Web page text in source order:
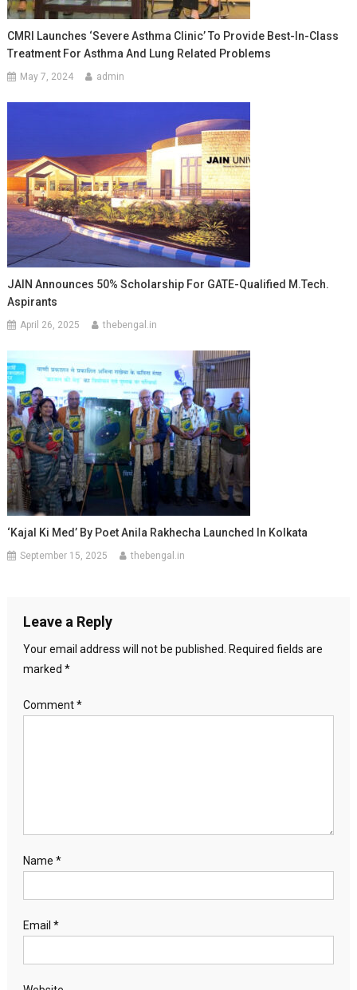
CMRI Launches ‘Severe Asthma Clinic’ To Provide Best-In-Class
Treatment For Asthma And Lung Related Problems
May 7, 2024 admin
JAIN Announces 50% Scholarship For GATE-Qualified M.Tech.
Aspirants
April 26, 2025 thebengal.in
‘Kajal Ki Med’ By Poet Anila Rakhecha Launched In Kolkata
September 15, 2025 thebengal.in
Leave a Reply
Your email address will not be published.
Required fields are
marked *
Comment*
Name *
Email *